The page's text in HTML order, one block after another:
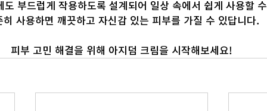
도 부드럽게 작용하도록 설계되어 일상 속에서 쉽게 사용할
히 사용하면 깨끗하고 자신감 있는 피부를 가질 수 있답니다.
피부 고민 해결을 위해 아지덤 크림을 시작해보세요!